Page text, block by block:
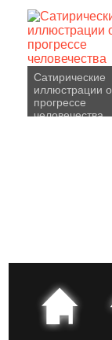
Сатирические
иллюстрации о
прогрессе
человечества